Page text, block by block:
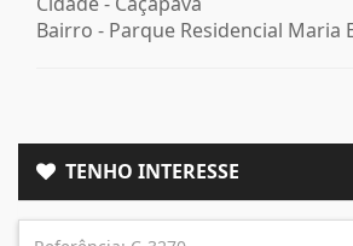
Bairro - Parque Residencial Maria
TENHO INTERESSE